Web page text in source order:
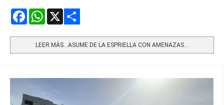
FacebookWhatsApp
LEER MÁS…ASUME DE LA ESPRIELLA CON AMENAZAS...